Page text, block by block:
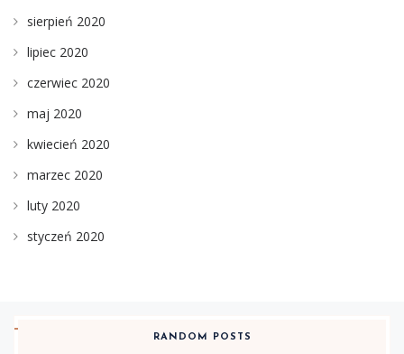
sierpień 2020
lipiec 2020
czerwiec 2020
maj 2020
kwiecień 2020
marzec 2020
luty 2020
styczeń 2020
RANDOM POSTS